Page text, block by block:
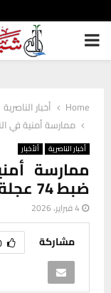
PRIMARY
Home
أخبار الناصرية
ممارسة أمنية في الناصرية
أخبار الناصرية ألأخبار
ممارسة
ضبط 74 عجلة و31 دراجة نارية
4 فبراير، 2026
مشاركة